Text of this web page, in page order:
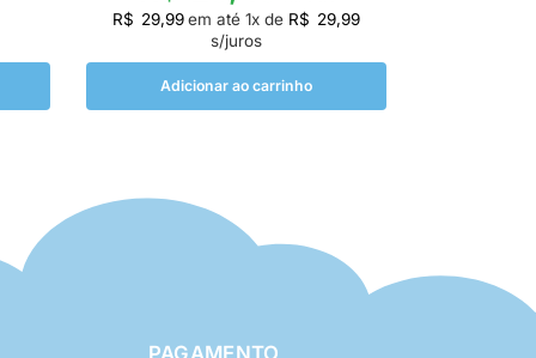
R$ 29,99 em até 1x de R$ 29,99
s/juros
Adicionar ao carrinho